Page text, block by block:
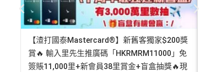
【渣打國泰Mastercard®】新舊客獨家$200獎
賞🔥 輸入里先生推廣碼「HKRMRM11000」免
簽賬11,000里+新會員38里賞金+盲盒抽獎🔥現